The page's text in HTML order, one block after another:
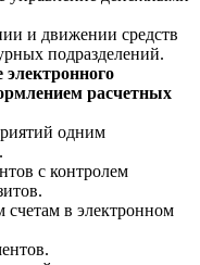
и движении средств
подразделений.
расчетных
одним
с контролем
в электронном